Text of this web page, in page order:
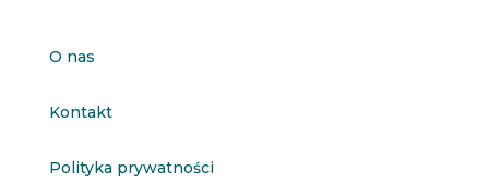
O nas
Kontakt
Polityka prywatności